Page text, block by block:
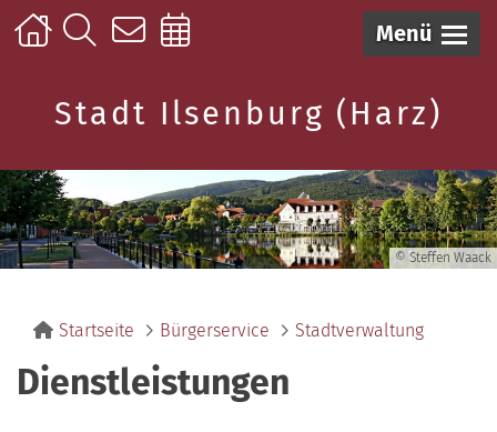
Menü
Stadt Ilsenburg (Harz)
© Steffen Waack
Startseite Bürgerservice Stadtverwaltung
Dienstleistungen